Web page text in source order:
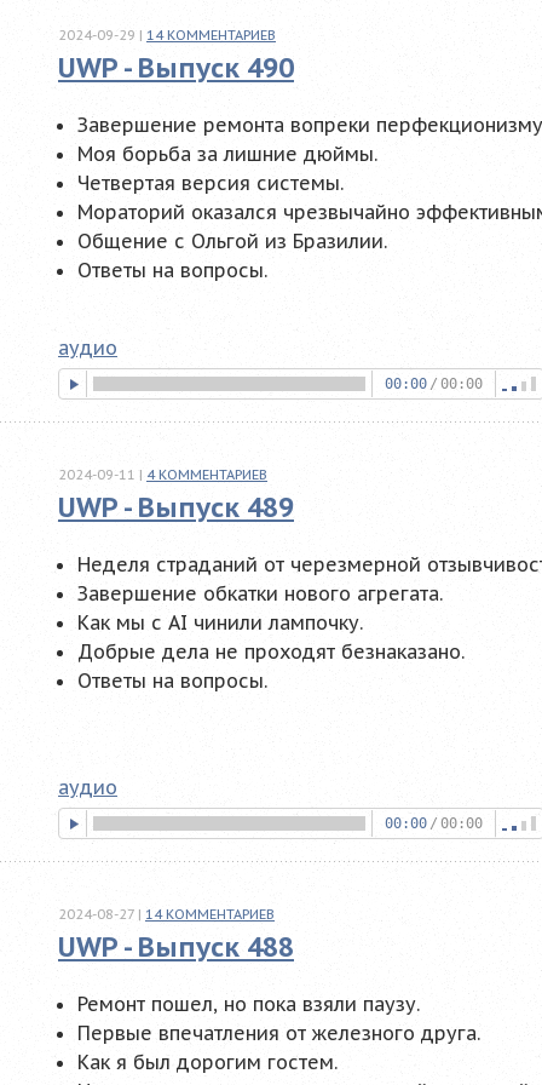
UWP - Выпуск 490
2024-09-29 | 14КОММЕНТАРИЕВ
Завершение ремонта вопреки
Моя борьба за лишние дюймы.
Четвертая версия системы.
Мораторий оказался чрезвычайно
Общение с Ольгой из Бразилии.
Ответы на вопросы.
аудио
00:00 / 00:00
UWP - Выпуск 489
2024-09-11 | 4КОММЕНТАРИЕВ
Неделя страданий от черезмерной
Завершение обкатки нового агрегата.
Как мы с AI чинили лампочку.
Добрые дела не проходят безнаказано.
Ответы на вопросы.
аудио
00:00 / 00:00
UWP - Выпуск 488
2024-08-27 | 14КОММЕНТАРИЕВ
Ремонт пошел, но пока взяли паузу.
Первые впечатления от железного друга.
Как я был дорогим гостем.